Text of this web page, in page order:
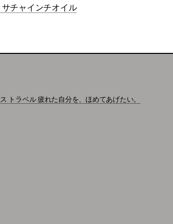
チャインチオイル
トラベル 疲れた自分を、ほめてあげたい。